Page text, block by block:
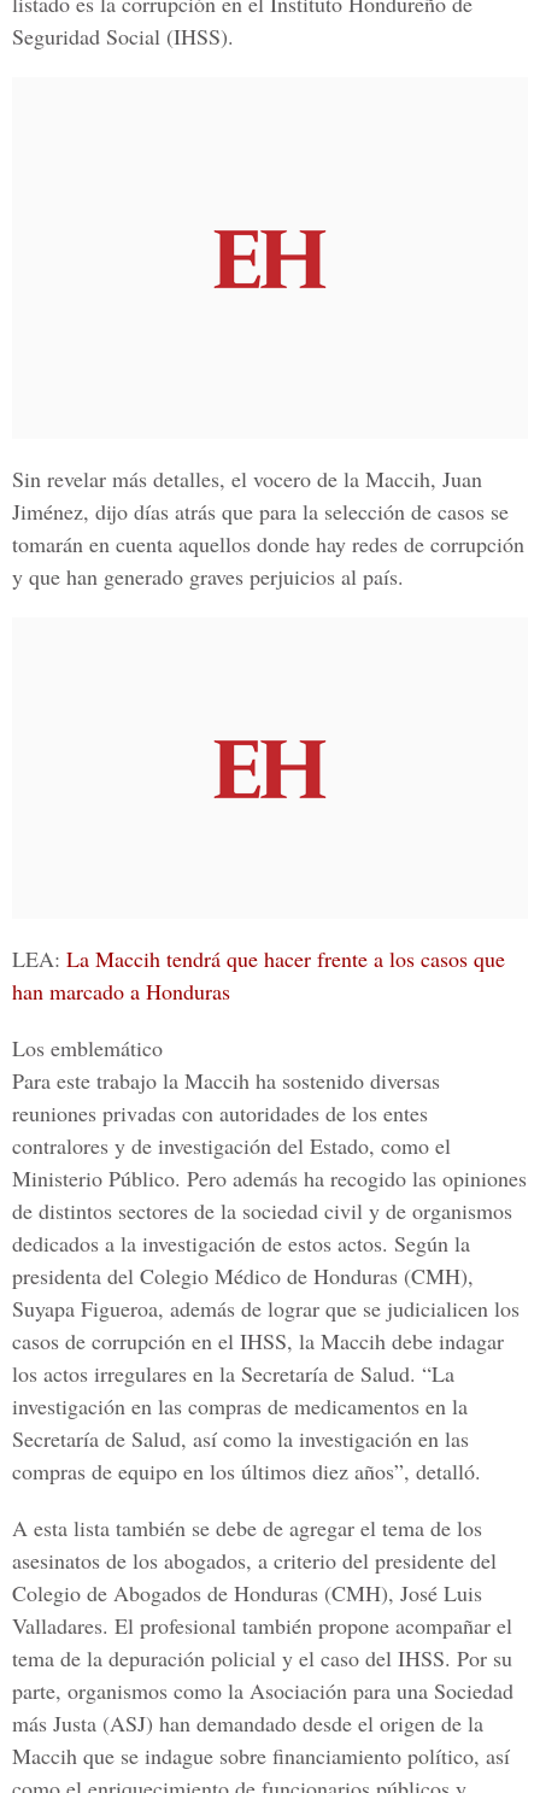
Seguridad Social (IHSS).
Sin revelar más detalles, el vocero de la Maccih, Juan
Jiménez, dijo días atrás que para la selección de casos se
tomarán en cuenta aquellos donde hay redes de corrupción
y que han generado graves perjuicios al país.
LEA: La Maccih tendrá que hacer frente a los casos que
han marcado a Honduras
Los emblemático
Para este trabajo la Maccih ha sostenido diversas
reuniones privadas con autoridades de los entes
contralores y de investigación del Estado, como el
Ministerio Público. Pero además ha recogido las opiniones
de distintos sectores de la sociedad civil y de organismos
dedicados a la investigación de estos actos. Según la
presidenta del Colegio Médico de Honduras (CMH),
Suyapa Figueroa, además de lograr que se judicialicen los
casos de corrupción en el IHSS, la Maccih debe indagar
los actos irregulares en la Secretaría de Salud. “La
investigación en las compras de medicamentos en la
Secretaría de Salud, así como la investigación en las
compras de equipo en los últimos diez años”, detalló.
A esta lista también se debe de agregar el tema de los
asesinatos de los abogados, a criterio del presidente del
Colegio de Abogados de Honduras (CMH), José Luis
Valladares. El profesional también propone acompañar el
tema de la depuración policial y el caso del IHSS. Por su
parte, organismos como la Asociación para una Sociedad
más Justa (ASJ) han demandado desde el origen de la
Maccih que se indague sobre financiamiento político, así